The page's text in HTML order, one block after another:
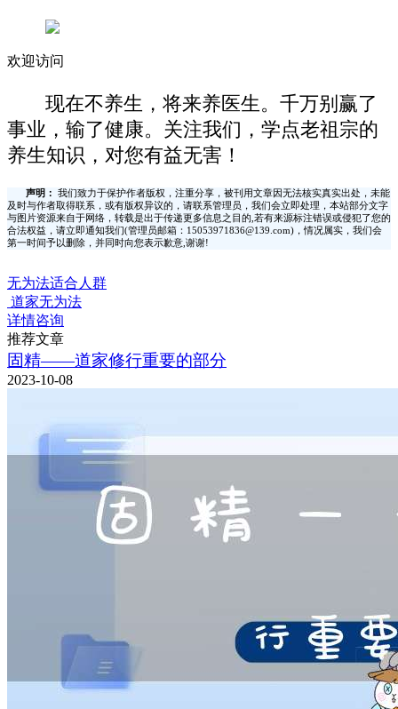
欢迎访问
现在不养生，将来养医生。千万别赢了
事业，输了健康。关注我们，学点老祖宗的
养生知识，对您有益无害！
声明：
我们致力于保护作者版权，注重分享，被刊用文章因无法核实真实出处，未能
及时与作者取得联系，或有版权异议的，请联系管理员，我们会立即处理，本站部分文字
与图片资源来自于网络，转载是出于传递更多信息之目的,若有来源标注错误或侵犯了您的
合法权益，请立即通知我们(管理员邮箱：15053971836@139.com)，情况属实，我们会
第一时间予以删除，并同时向您表示歉意,谢谢!
无为法适合人群
道家无为法
详情咨询
推荐文章
固精——道家修行重要的部分
2023-10-08